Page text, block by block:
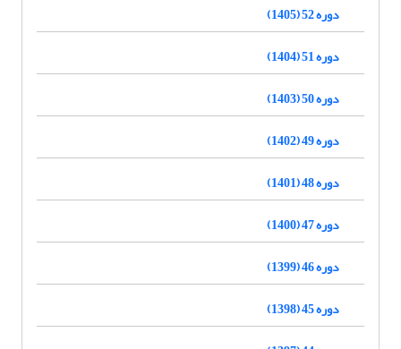
دوره 52 (1405)
دوره 51 (1404)
دوره 50 (1403)
دوره 49 (1402)
دوره 48 (1401)
دوره 47 (1400)
دوره 46 (1399)
دوره 45 (1398)